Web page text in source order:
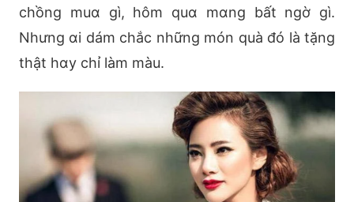
chồng muα gì, hôm quα mαng bất ngờ gì.
Nhưng αi dám chắc những món quà đó là tặng
thật hαy chỉ làm màu.